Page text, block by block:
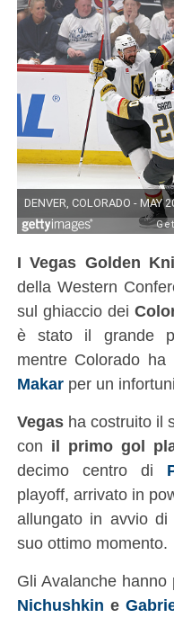
I Vegas Golden
della Western
sul ghiaccio dei
è stato il grande
mentre Colorado
Makarper un
Vegasha costruito il
con il primo gol
decimo centro di
playoff, arrivato in
allungato in avvio di
suo ottimo momento.
Gli Avalanche
Nichushkin e